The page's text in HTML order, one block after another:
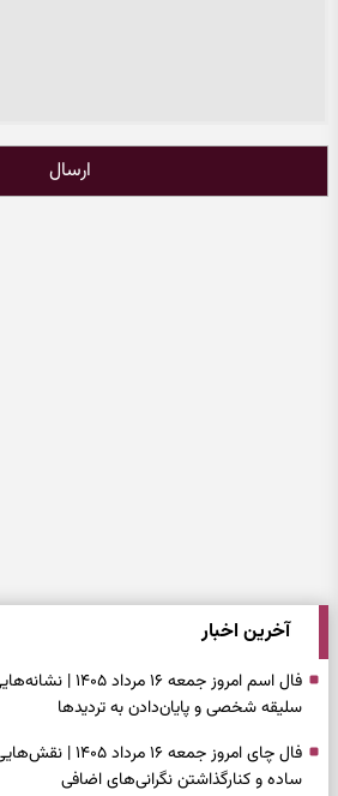
ارسال
آخرین اخبار
فال اسم امروز
سلیقه شخصی و پایان‌دادن به تردیدها
فال چای امروز
ساده و کنارگذاشتن نگرانی‌های اضافی